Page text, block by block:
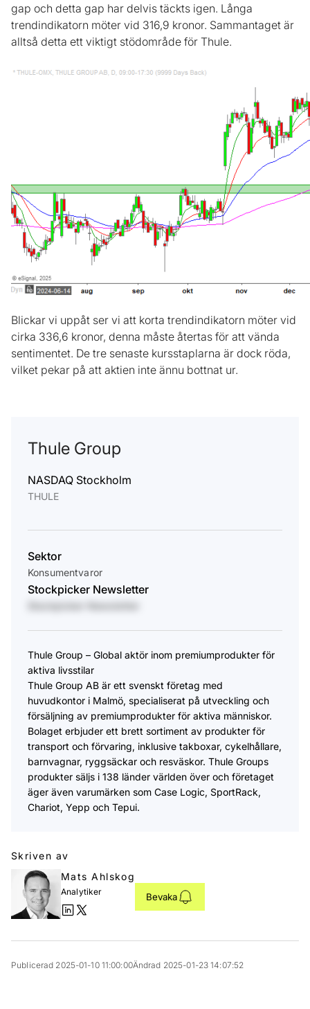
gap och detta gap har delvis täckts igen. Långa
trendindikatorn möter vid 316,9 kronor. Sammantaget är
alltså detta ett viktigt stödområde för Thule.
Blickar vi uppåt ser vi att korta trendindikatorn möter vid
cirka 336,6 kronor, denna måste återtas för att vända
sentimentet. De tre senaste kursstaplarna är dock röda,
vilket pekar på att aktien inte ännu bottnat ur.
Thule Group
NASDAQ Stockholm
THULE
Sektor
Konsumentvaror
Stockpicker Newsletter
Thule Group – Global aktör inom premiumprodukter för
aktiva livsstilar
Thule Group AB är ett svenskt företag med
huvudkontor i Malmö, specialiserat på utveckling och
försäljning av premiumprodukter för aktiva människor.
Bolaget erbjuder ett brett sortiment av produkter för
transport och förvaring, inklusive takboxar, cykelhållare,
barnvagnar, ryggsäckar och resväskor. Thule Groups
produkter säljs i 138 länder världen över och företaget
äger även varumärken som Case Logic, SportRack,
Chariot, Yepp och Tepui.
Skriven av
Mats Ahlskog
Analytiker Bevaka
Publicerad 2025-01-10 11:00:00Ändrad 2025-01-23 14:07:52